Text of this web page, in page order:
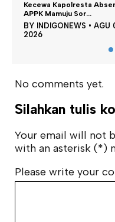
Absen,
AGU 05
Mahasiswa KKN-T
Terapkan Papan
BYINDIGONEWS
No comments yet.
Silahkan tulis
Your email will not
with an asterisk (*)
Please write your